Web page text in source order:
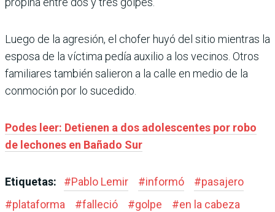
Luego de la agresión, el chofer huyó del sitio mientras la
esposa de la víctima pedía auxilio a los vecinos. Otros
familiares también salieron a la calle en medio de la
conmoción por lo sucedido.
Podes leer: Detienen a dos adolescentes por robo
de lechones en Bañado Sur
Etiquetas: #Pablo Lemir #informó #pasajero
#plataforma #falleció #golpe #en la cabeza